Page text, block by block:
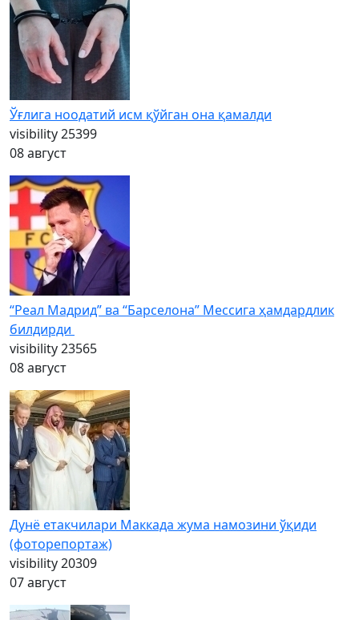
Ўғлига ноодатий исм қўйган она қамалди
visibility25399
08 август
“Реал Мадрид” ва “Барселона” Мессига ҳамдардлик
билдирди
visibility23565
08 август
Дунё етакчилари Маккада жума намозини ўқиди
(фоторепортаж)
visibility20309
07 август